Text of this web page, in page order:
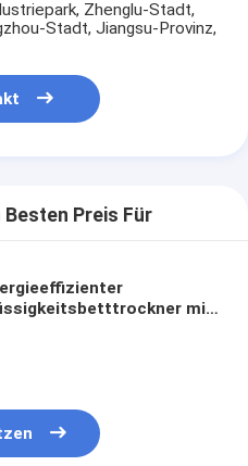
Zhenglu-Stadt,
Stadt, Jiangsu-Provinz,
Besten Preis Für
mit